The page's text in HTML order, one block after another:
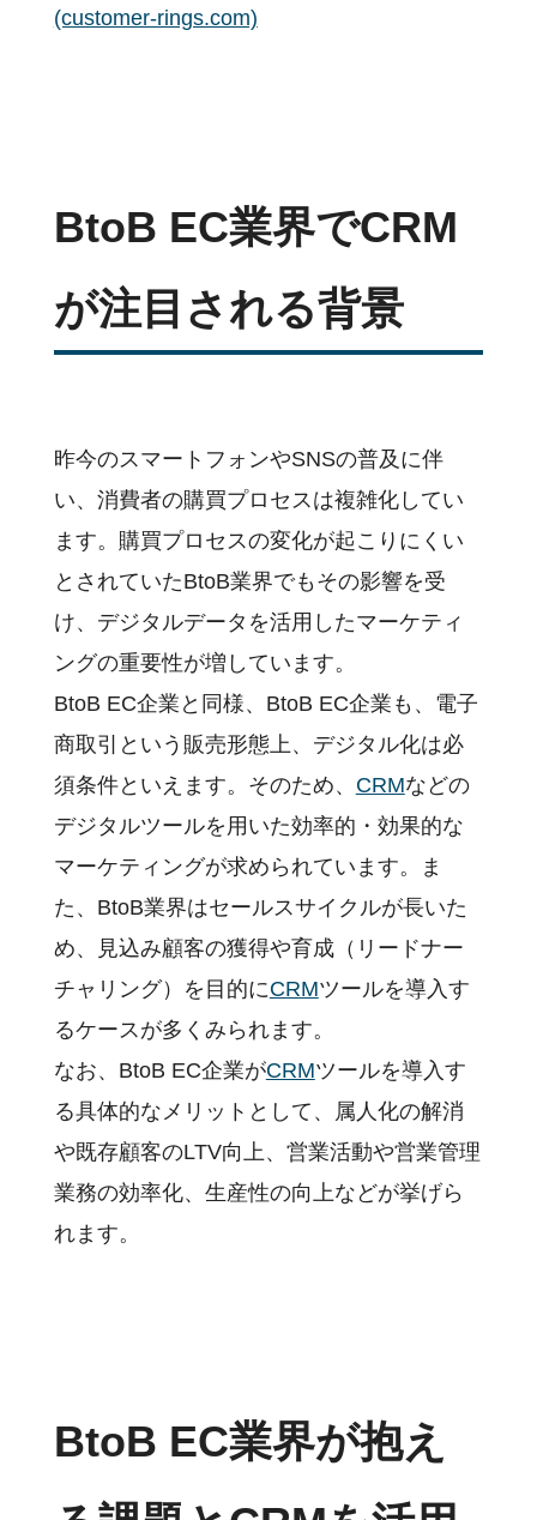
(customer-rings.com)
BtoB EC業界でCRM
が注目される背景
昨今のスマートフォンやSNSの普及に伴
い、消費者の購買プロセスは複雑化してい
ます。購買プロセスの変化が起こりにくい
とされていたBtoB業界でもその影響を受
け、デジタルデータを活用したマーケティ
ングの重要性が増しています。
BtoB EC企業と同様、BtoB EC企業も、電子
商取引という販売形態上、デジタル化は必
須条件といえます。そのため、 CRMなどの
デジタルツールを用いた効率的・効果的な
マーケティングが求められています。ま
た、BtoB業界はセールスサイクルが長いた
め、見込み顧客の獲得や育成（リードナー
チャリング）を目的にCRMツールを導入す
るケースが多くみられます。
なお、BtoB EC企業がCRMツールを導入す
る具体的なメリットとして、属人化の解消
や既存顧客のLTV向上、営業活動や営業管理
業務の効率化、生産性の向上などが挙げら
れます。
BtoB EC業界が抱え